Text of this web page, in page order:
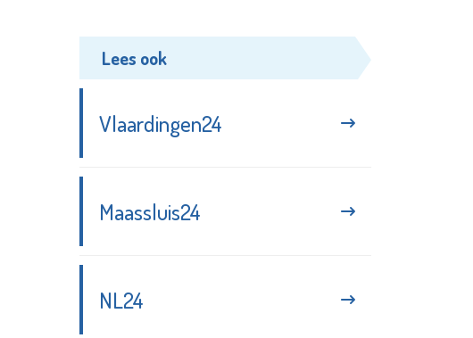
Lees ook
Vlaardingen24
Maassluis24
NL24